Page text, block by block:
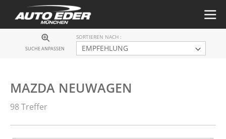
SUCHE ANPASSEN
SORTIEREN NACH
MAZDA NEUWAGEN
98 Treffer